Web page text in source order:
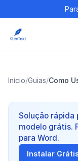
Início/Guias/Como
Solução rápida
modelo grátis.
para Word.
Instalar